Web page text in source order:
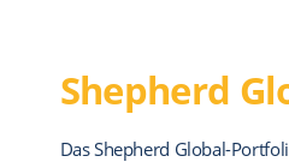
Shepherd
Das Shepherd Global-